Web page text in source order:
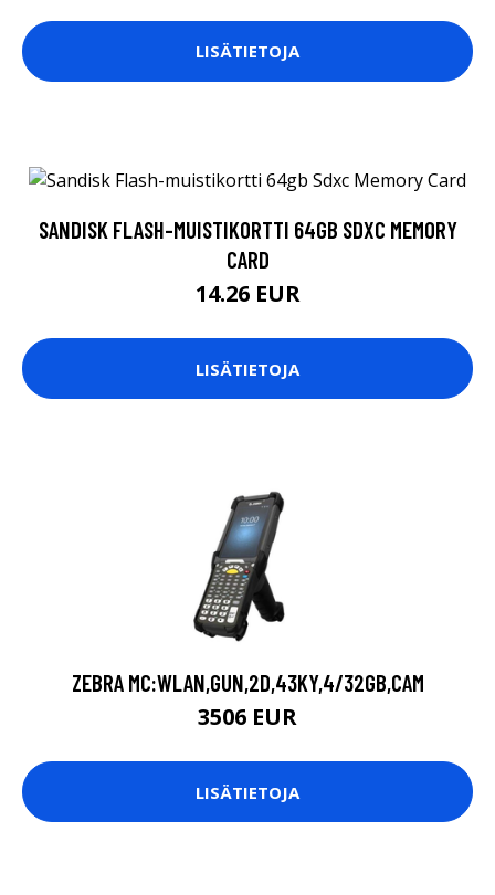
LISÄTIETOJA
SANDISK FLASH-MUISTIKORTTI 64GB SDXC MEMORY
CARD
14.26 EUR
LISÄTIETOJA
ZEBRA MC:WLAN,GUN,2D,43KY,4/32GB,CAM
3506 EUR
LISÄTIETOJA